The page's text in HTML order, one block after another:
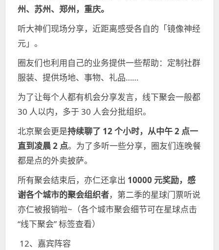
州、苏州、郑州，重庆。
听大神们现场分享，近距离感受各自的「镜像神经
元」。
圈友们也利用自己的业务提供一些帮助：定制社群
服装、提供场地、事物、礼品……
为了让每个人都有机会分享发言，线下聚会一般都
30 人以内，多于 30 人会分批组织。
北京聚会更是持续聊了 12 个小时，从中午 2 点一
直到凌晨 2 点。为了多听一些分享，圈友们连晚餐
都是点的外卖披萨。
所有聚会结束后，亦仁还拿出 10000 元奖励，感
谢各个城市的聚会组织者，第二季的星球门票听说
亦仁被报销啦~（各个城市聚会细节可在星球点击
“线下聚会” 标签查看）
12、嘉宾阵容